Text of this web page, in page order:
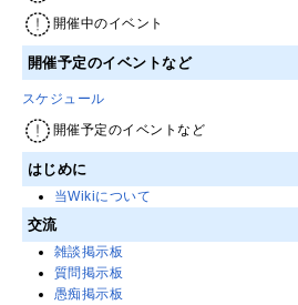
開催中のイベント
開催予定のイベントなど
スケジュール
開催予定のイベントなど
はじめに
当Wikiについて
交流
雑談掲示板
質問掲示板
愚痴掲示板